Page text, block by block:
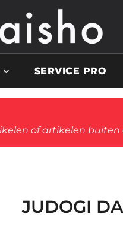
SERVICE PRO
of artikelen buiten
JUDOGI